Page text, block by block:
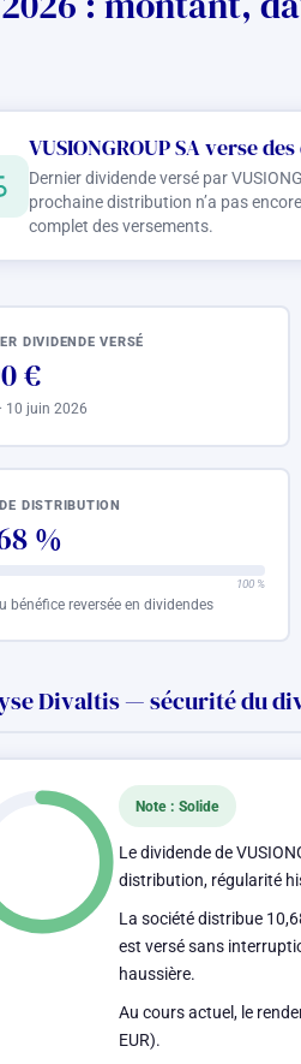
VUSIONGROUP SA verse
Dernier dividende versé par
prochaine distribution n’a pas
complet des versements.
DIVIDENDE VERSÉ
€
10 juin 2026
DISTRIBUTION
%
100 %
bénéfice reversée en dividendes
Divaltis — sécurité du
Note : Solide
Le dividende de
distribution, régularité
La société distribue
est versé sans
haussière.
Au cours actuel, le
EUR).